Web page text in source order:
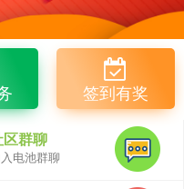
签到有奖
区群聊
电池群聊